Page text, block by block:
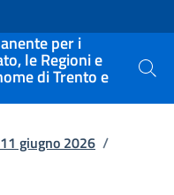
per i
le Regioni e
di Trento e Cerca
giugno 2026 /